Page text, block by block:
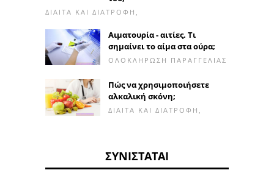
ΔΊΑΙΤΑ ΚΑΙ ΔΙΑΤΡΟΦΉ,
Αιματουρία - αιτίες. Τι
σημαίνει το αίμα στα ούρα;
ΟΛΟΚΛΉΡΩΣΗ ΠΑΡΑΓΓΕΛΊΑΣ
Πώς να χρησιμοποιήσετε
αλκαλική σκόνη;
ΔΊΑΙΤΑ ΚΑΙ ΔΙΑΤΡΟΦΉ,
ΣΥΝΙΣΤΆΤΑΙ